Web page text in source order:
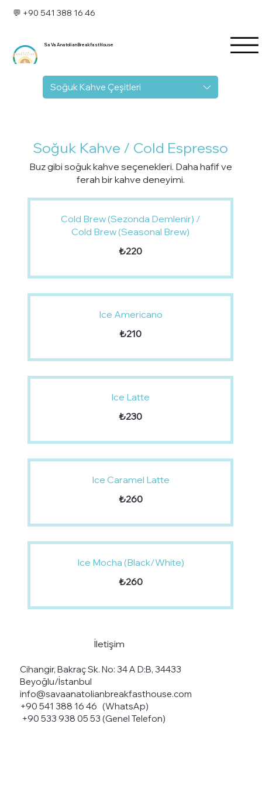
💬 +90 541 388 16 46
Sa Va Anatolian Breakfast House
Soğuk Kahve Çeşitleri
Soğuk Kahve / Cold Espresso
Buz gibi soğuk kahve seçenekleri. Daha hafif ve
ferah bir kahve deneyimi.
Cold Brew (Sezonda Demlenir) /
Cold Brew (Seasonal Brew)
₺220
Ice Americano
₺210
Ice Latte
₺230
Ice Caramel Latte
₺260
Ice Mocha (Black/White)
₺260
Cihangir, Bakraç Sk. No: 34 A D:B, 34433
Beyoğlu/İstanbul
info@savaanatolianbreakfasthouse.com
+90 541 388 16 46 (WhatsAp)
+90 533 938 05 53 (Genel Telefon)
İletişim